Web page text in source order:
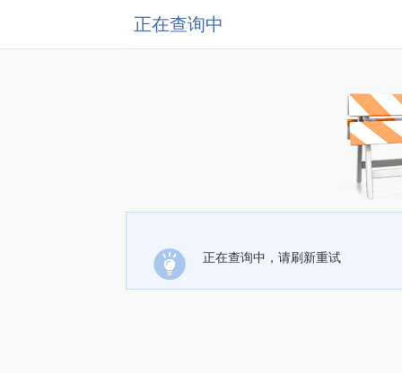
正在查询中
正在查询中，请刷新重试